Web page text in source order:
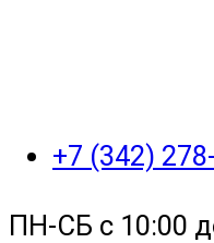
+7 (342)
ПН-СБ с 10:00